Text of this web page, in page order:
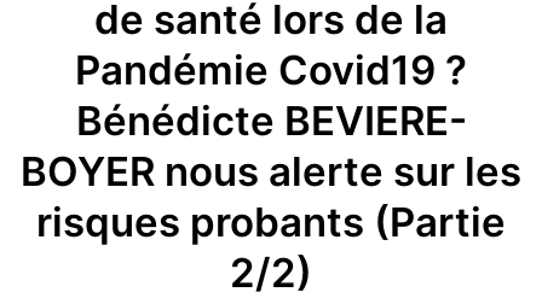
de santé lors de la
Pandémie Covid19 ?
Bénédicte BEVIERE-
BOYER nous alerte sur les
risques probants (Partie
2/2)